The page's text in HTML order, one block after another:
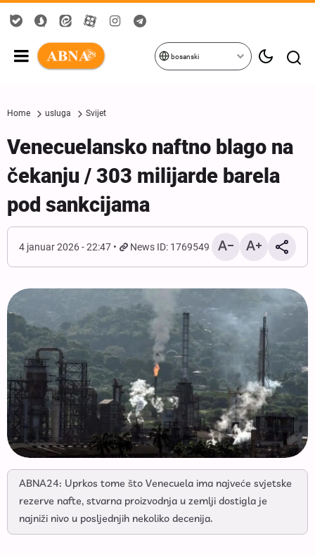
bosanski
Home usluga Svijet
Venecuelansko naftno blago na
čekanju / 303 milijarde barela
pod sankcijama
4 januar 2026 - 22:47 News ID: 1769549
ABNA24: Uprkos tome što Venecuela ima najveće svjetske
rezerve nafte, stvarna proizvodnja u zemlji dostigla je
najniži nivo u posljednjih nekoliko decenija.